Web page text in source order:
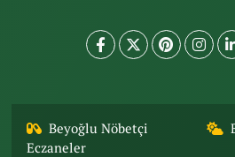
Beyoğlu Nöbetçi
Eczaneler